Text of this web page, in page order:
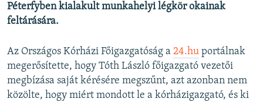
Péterfyben kialakult munkahelyi légkör okainak
feltárására.
Az Országos Kórházi Főigazgatóság a 24.hu portálnak
megerősítette, hogy Tóth László főigazgató vezetői
megbízása saját kérésére megszűnt, azt azonban nem
közölte, hogy miért mondott le a kórházigazgató, és ki